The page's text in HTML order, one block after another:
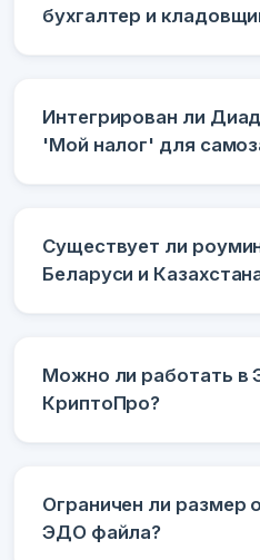
бухгалтер и
Интегрирован ли
'Мой налог' для
Существует ли
Беларуси и
Можно ли работать в
КриптоПро?
Ограничен ли размер
ЭДО файла?